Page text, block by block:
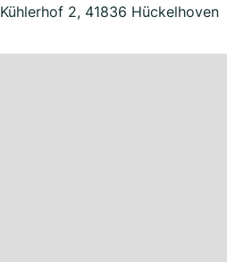
Kühlerhof 2, 41836 Hückelhoven